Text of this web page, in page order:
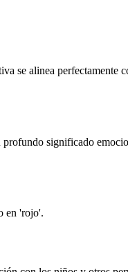
se alinea perfectamente
significado
en 'rojo'.